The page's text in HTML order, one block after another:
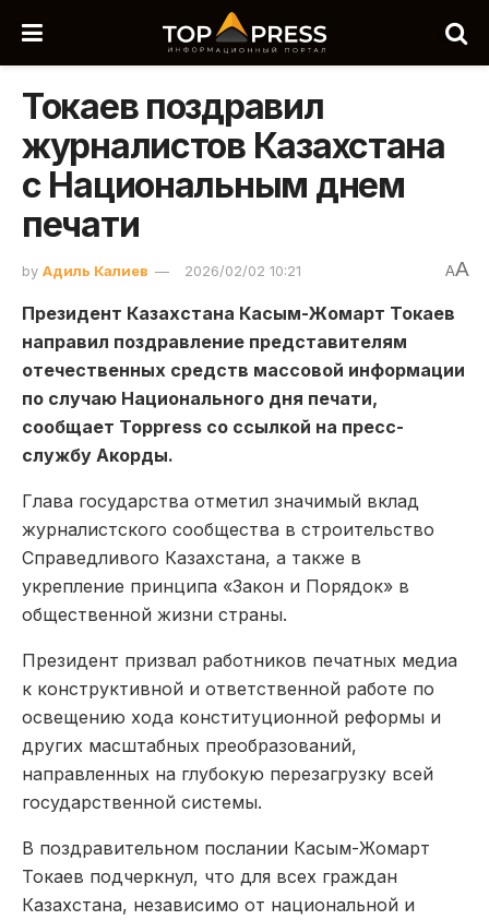
Токаев поздравил
журналистов Казахстана
с Национальным днем
печати
by Адиль Калиев 2026/02/02 10:21 AA
Президент Казахстана Касым-Жомарт Токаев
направил поздравление представителям
отечественных средств массовой информации
по случаю Национального дня печати,
сообщает Toppress со ссылкой на пресс-
службу Акорды.
Глава государства отметил значимый вклад
журналистского сообщества в строительство
Справедливого Казахстана, а также в
укрепление принципа «Закон и Порядок» в
общественной жизни страны.
Президент призвал работников печатных медиа
к конструктивной и ответственной работе по
освещению хода конституционной реформы и
других масштабных преобразований,
направленных на глубокую перезагрузку всей
государственной системы.
В поздравительном послании Касым-Жомарт
Токаев подчеркнул, что для всех граждан
Казахстана, независимо от национальной и